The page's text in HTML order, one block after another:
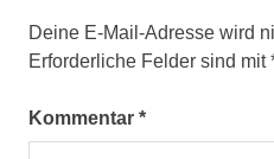
Deine E-Mail-Adresse wird
Erforderliche Felder sind mit
Kommentar *